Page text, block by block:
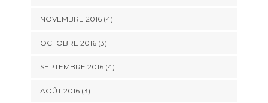
NOVEMBRE 2016(4)
OCTOBRE 2016(3)
SEPTEMBRE 2016(4)
AOÛT 2016(3)